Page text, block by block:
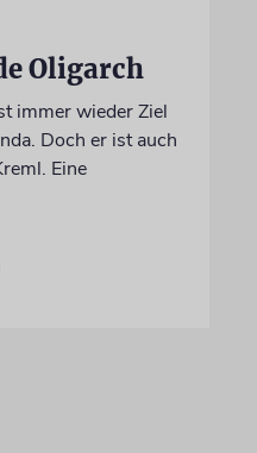
Oligarch
immer wieder Ziel
Doch er ist auch
Eine